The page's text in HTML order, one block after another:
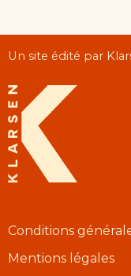
Un site édité par
Conditions
Mentions légales